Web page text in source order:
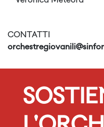
CONTATTI